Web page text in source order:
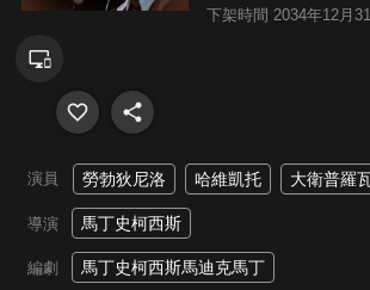
下架時間 2034年12月
演員 勞勃狄尼洛 哈維凱托 大衛普羅
導演 馬丁史柯西斯
編劇 馬丁史柯西斯馬迪克馬丁